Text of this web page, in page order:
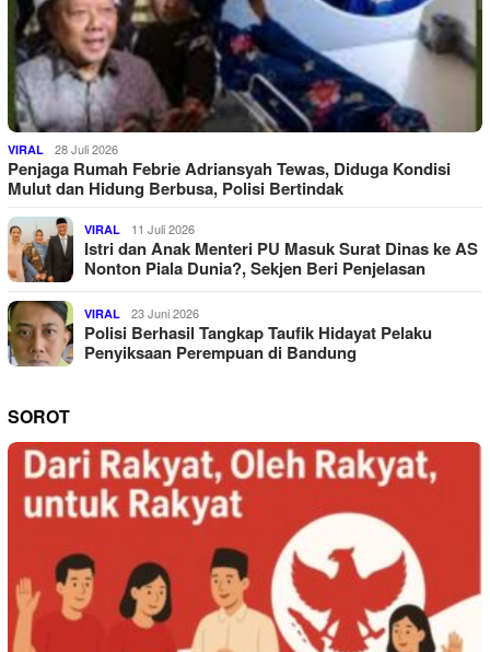
VIRAL 28 Juli 2026
Penjaga Rumah Febrie Adriansyah Tewas, Diduga Kondisi
Mulut dan Hidung Berbusa, Polisi Bertindak
VIRAL 11 Juli 2026
Istri dan Anak Menteri PU Masuk Surat Dinas ke AS
Nonton Piala Dunia?, Sekjen Beri Penjelasan
VIRAL 23 Juni 2026
Polisi Berhasil Tangkap Taufik Hidayat Pelaku
Penyiksaan Perempuan di Bandung
SOROT